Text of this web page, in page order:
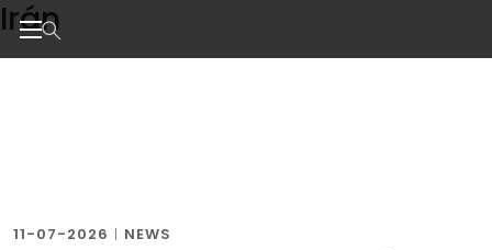
Skip
to
the
Irán
11-07-2026 | NEWS